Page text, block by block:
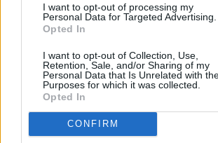
I want to opt-out of processing my
Personal Data for Targeted Advertising.
Opted In
I want to opt-out of Collection, Use,
Retention, Sale, and/or Sharing of my
Personal Data that Is Unrelated with
Purposes for which it was collected.
Opted In
CONFIRM